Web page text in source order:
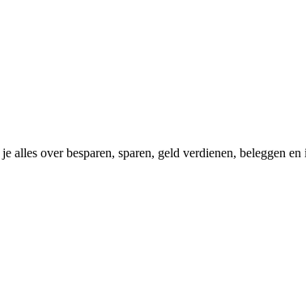
over besparen, sparen, geld verdienen, beleggen en